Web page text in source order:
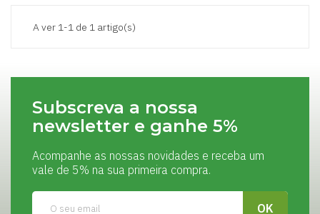
A ver 1-1 de 1 artigo(s)
Subscreva a nossa
newsletter e ganhe 5%
Acompanhe as nossas novidades e receba um
vale de 5% na sua primeira compra.